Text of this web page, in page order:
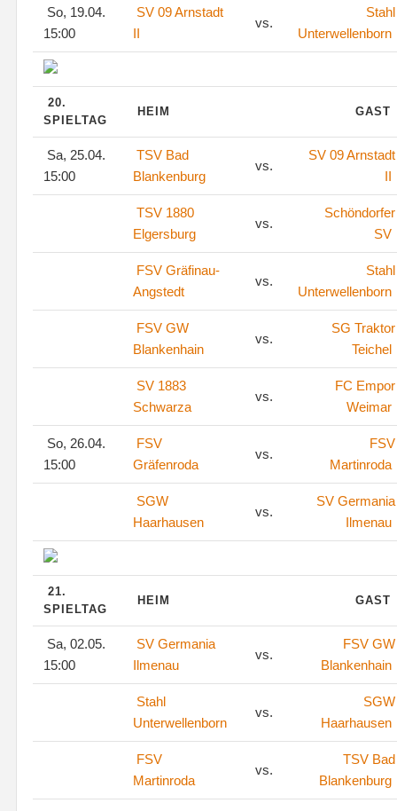
So, 19.04.
15:00
SV 09 Arnstadt
II
vs.
Stahl
Unterwellenborn
20.
SPIELTAG
HEIM GAST
Sa, 25.04.
15:00
TSV Bad
Blankenburg
vs.
SV 09 Arnstadt
II
TSV 1880
Elgersburg
vs.
Schöndorfer
SV
FSV Gräfinau-
Angstedt
vs.
Stahl
Unterwellenborn
FSV GW
Blankenhain
vs.
SG Traktor
Teichel
SV 1883
Schwarza
vs.
FC Empor
Weimar
So, 26.04.
15:00
FSV
Gräfenroda
vs.
FSV
Martinroda
SGW
Haarhausen
vs.
SV Germania
Ilmenau
21.
SPIELTAG
HEIM GAST
Sa, 02.05.
15:00
SV Germania
Ilmenau
vs.
FSV GW
Blankenhain
Stahl
Unterwellenborn
vs.
SGW
Haarhausen
FSV
Martinroda
vs.
TSV Bad
Blankenburg